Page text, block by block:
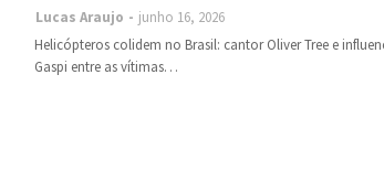
Lucas Araujo
junho 16, 2026
Helicópteros colidem no Brasil: cantor Oliver Tree e
Gaspi entre as vítimas…